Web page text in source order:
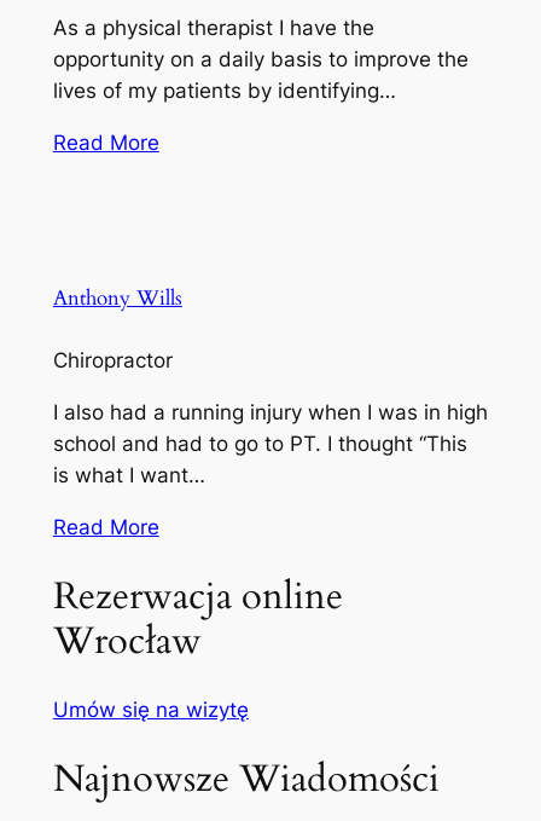
As a physical therapist I have the
opportunity on a daily basis to improve the
lives of my patients by identifying…
Read More
Anthony Wills
Chiropractor
I also had a running injury when I was in high
school and had to go to PT. I thought “This
is what I want…
Read More
Rezerwacja online
Wrocław
Umów się na wizytę
Najnowsze Wiadomości